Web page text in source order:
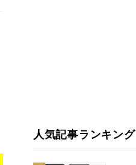
人気記事ランキング